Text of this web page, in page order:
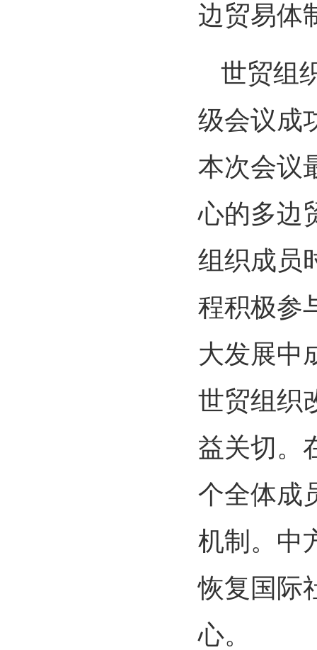
边贸易体
世贸组
级会议成
本次会议
心的多边
组织成员
程积极参
大发展中
世贸组织
益关切。
个全体成
机制。中
恢复国际
心。